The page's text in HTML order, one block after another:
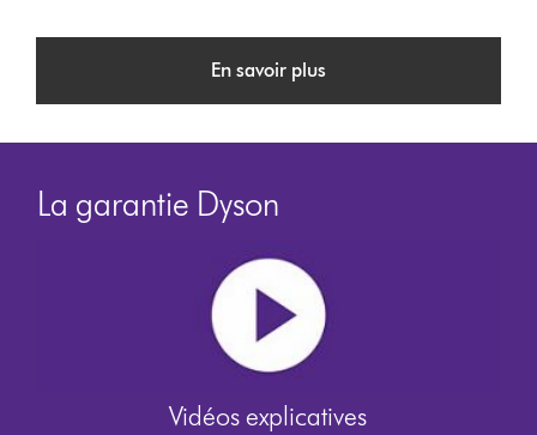
En savoir plus
La garantie Dyson
Vidéos explicatives